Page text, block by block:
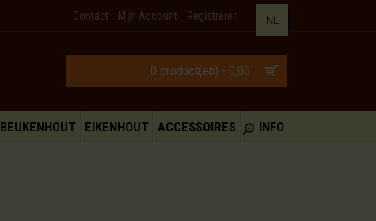
NL
Contact Mijn Account Registreren
0 product(en) - 0,00
BEUKENHOUT EIKENHOUT ACCESSOIRES INFO